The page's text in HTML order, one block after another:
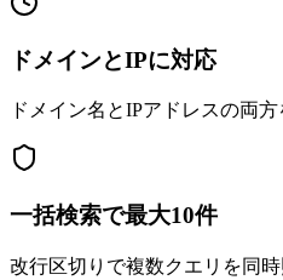
ドメインとIPに対応
ドメイン名とIPアドレスの両
一括検索で最大10件
改行区切りで複数クエリを同